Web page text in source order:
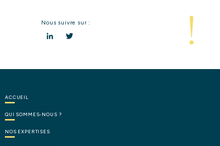
Nous suivre sur :
ACCUEIL
QUI SOMMES-NOUS ?
NOS EXPERTISES